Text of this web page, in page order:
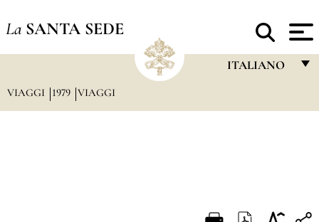
La SANTA SEDE
ITALIANO
VIAGGI 1979 VIAGGI